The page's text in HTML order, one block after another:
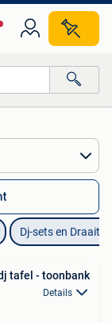
Dj-sets en
tafel - toonbank
Details